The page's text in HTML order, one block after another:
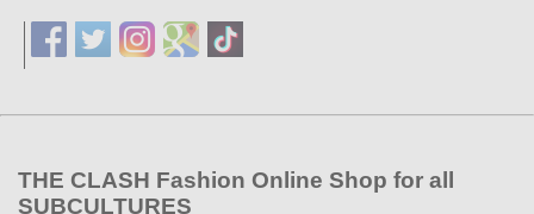
THE CLASH Fashion Online Shop for all
SUBCULTURES